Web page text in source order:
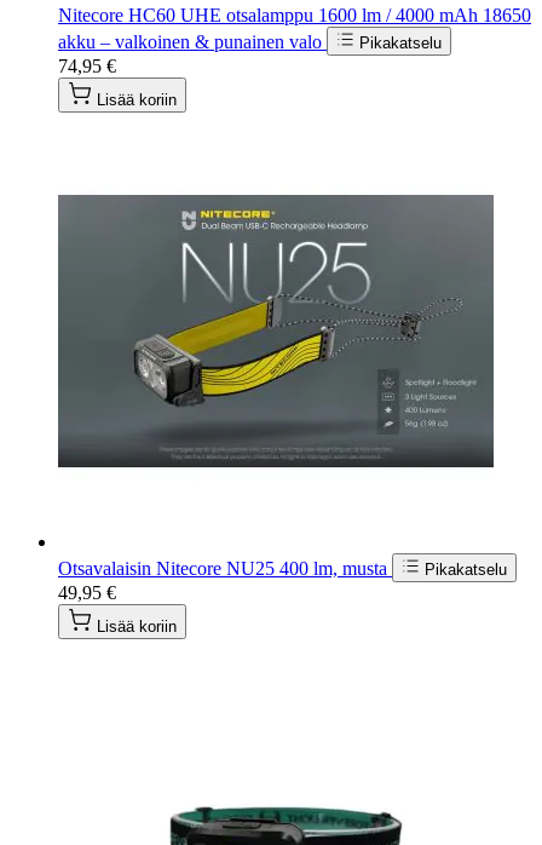
Nitecore HC60 UHE otsalamppu 1600 lm / 4000 mAh 18650
akku – valkoinen & punainen valo
Pikakatselu
74,95 €
Lisää koriin
Otsavalaisin Nitecore NU25 400 lm, musta Pikakatselu
49,95 €
Lisää koriin